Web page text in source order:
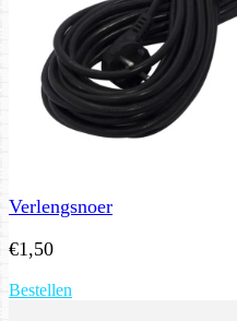
Verlengsnoer
€1,50
Bestellen